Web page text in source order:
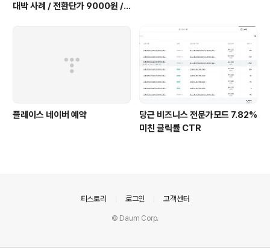
대박 사례 / 전환단가 9000원 /
플레이스 네이버 예약
당근 비즈니스 전문가모드 7.82%
미친 클릭률 CTR
티스토리 로그인 고객센터
© Daum Corp.